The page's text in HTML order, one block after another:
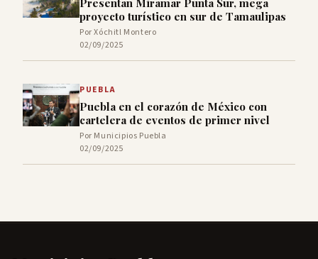
proyecto turístico en sur de Tamaulipas
Por Xóchitl Montero
02/09/2025
PUEBLA
Puebla en el corazón de México con
cartelera de eventos de primer nivel
Por Municipios Puebla
02/09/2025